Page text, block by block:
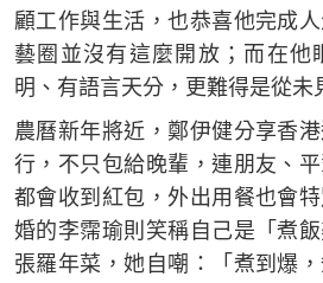
顧工作與生活，也恭喜他完成
藝圈並沒有這麼開放；而在他
明、有語言天分，更難得是從未
農曆新年將近，鄭伊健分享香
行，不只包給晚輩，連朋友、
都會收到紅包，外出用餐也會
婚的李霈瑜則笑稱自己是「煮
張羅年菜，她自嘲：「煮到爆